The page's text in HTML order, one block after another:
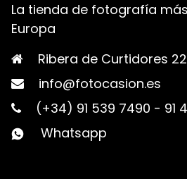
La tienda de fotografía
Europa
Ribera de Curtidores
info@fotocasion.es
(+34) 91 539 7490 - 91
Whatsapp